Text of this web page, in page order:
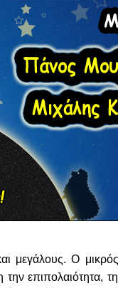
μεγάλους. Ο
επιπολαιότητα,